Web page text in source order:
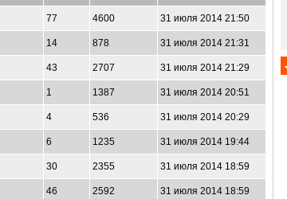
77 4600 31 июля 2014 21:50
14 878 31 июля 2014 21:31
43 2707 31 июля 2014 21:29
1 1387 31 июля 2014 20:51
4 536 31 июля 2014 20:29
6 1235 31 июля 2014 19:44
30 2355 31 июля 2014 18:59
46 2592 31 июля 2014 18:59